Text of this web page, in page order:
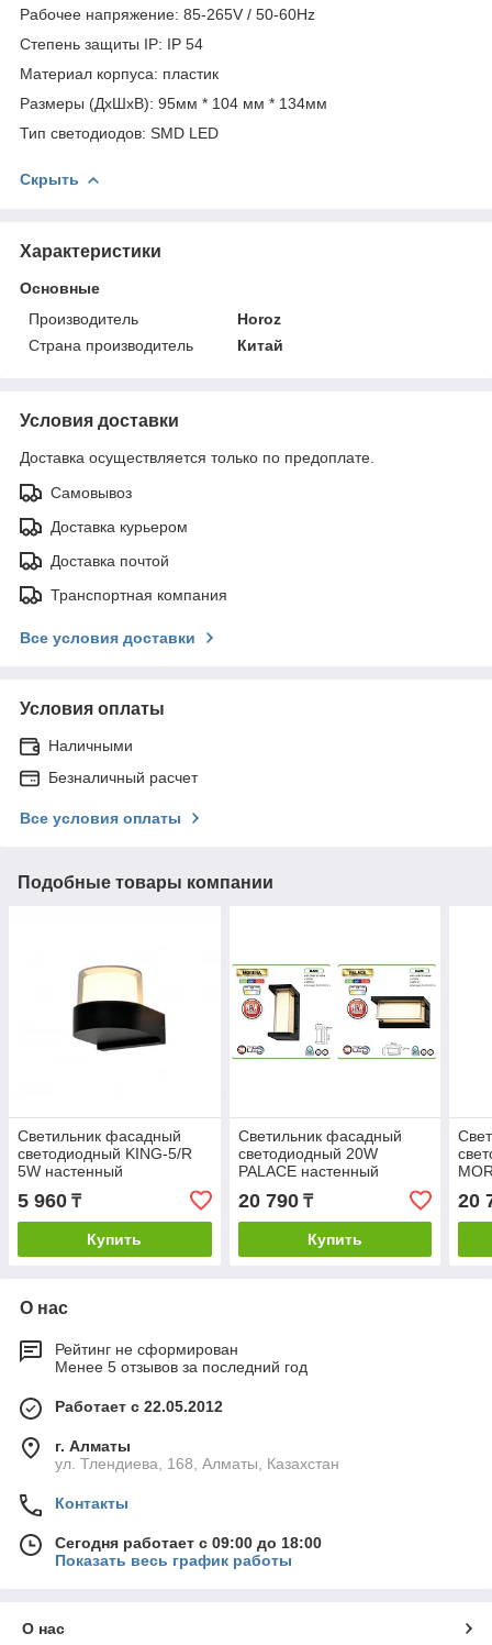
Рабочее напряжение: 85-265V / 50-60Hz
Степень защиты IP: IP 54
Материал корпуса: пластик
Размеры (ДхШхВ): 95мм * 104 мм * 134мм
Тип светодиодов: SMD LED
Скрыть
Характеристики
Основные
Производитель
Horoz
Страна производитель
Китай
Условия доставки
Доставка осуществляется только по предоплате.
Самовывоз
Доставка курьером
Доставка почтой
Транспортная компания
Все условия доставки
Условия оплаты
Наличными
Безналичный расчет
Все условия оплаты
Подобные товары компании
Светильник фасадный
светодиодный KING-5/R
5W настенный
5 960 ₸
Купить
Светильник фасадный
светодиодный 20W
PALACE настенный
20 790₸
Купить
20
О нас
Рейтинг не сформирован
Менее 5 отзывов за последний год
Работает с 22.05.2012
г. Алматы
ул. Тлендиева, 168, Алматы, Казахстан
Контакты
Сегодня работает с 09:00 до 18:00
Показать весь график работы
О нас